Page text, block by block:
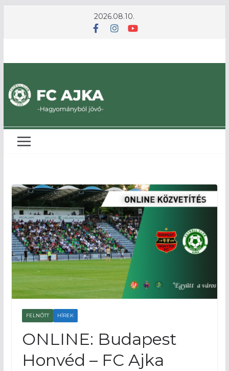
2026.08.10.
FELNŐTT HÍREK
ONLINE: Budapest
Honvéd – FC Ajka